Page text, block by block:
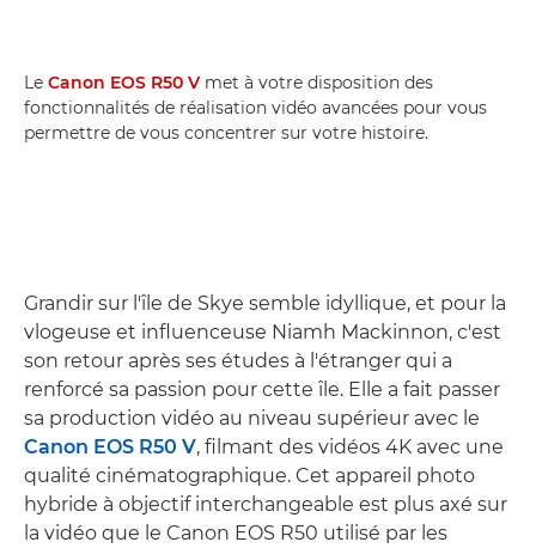
Le Canon EOS R50 V met à votre disposition des
fonctionnalités de réalisation vidéo avancées pour vous
permettre de vous concentrer sur votre histoire.
Grandir sur l'île de Skye semble idyllique, et pour la
vlogeuse et influenceuse Niamh Mackinnon, c'est
son retour après ses études à l'étranger qui a
renforcé sa passion pour cette île. Elle a fait passer
sa production vidéo au niveau supérieur avec le
Canon EOS R50 V, filmant des vidéos 4K avec une
qualité cinématographique. Cet appareil photo
hybride à objectif interchangeable est plus axé sur
la vidéo que le Canon EOS R50 utilisé par les